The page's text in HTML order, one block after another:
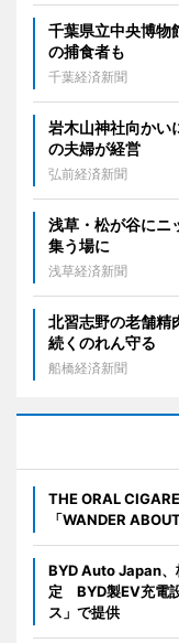
千葉県立中央博
の捕食者も
千葉経済新聞
岩木山神社向か
の夫婦が経営
弘前経済新聞
浅草・松が谷に
集う場に
浅草経済新聞
北習志野の老舗
続くのれん守る
船橋経済新聞
THE ORAL
「WANDER
BYD Auto Japan、
定 BYD製EV充電
ス」で提供